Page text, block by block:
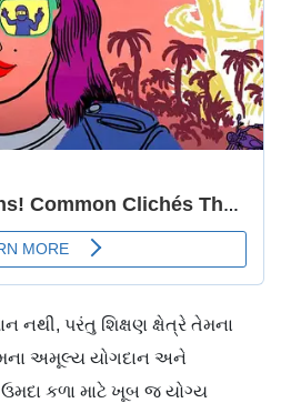
નથી, પરંતુ શિક્ષણ ક્ષેત્રે તેમના
તેમના અમૂલ્ય યોગદાન અને
કળા માટે ખૂબ જ યોગ્ય